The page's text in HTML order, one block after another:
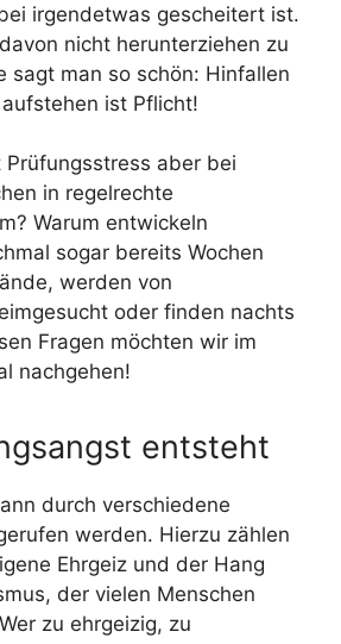
irgendetwas gescheitert ist.
nicht herunterziehen zu
sagt man so schön: Hinfallen
ist Pflicht!
Prüfungsstress aber bei
in regelrechte
Warum entwickeln
sogar bereits Wochen
werden von
oder finden nachts
Fragen möchten wir im
nachgehen!
entsteht
durch verschiedene
werden. Hierzu zählen
Ehrgeiz und der Hang
der vielen Menschen
zu ehrgeizig, zu